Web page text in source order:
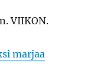
VIIKON.
marjaa